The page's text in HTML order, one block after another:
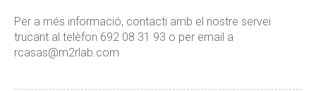
Per a més informació, contacti amb el nostre servei
trucant al telèfon 692 08 31 93 o per email a
rcasas@m2rlab.com